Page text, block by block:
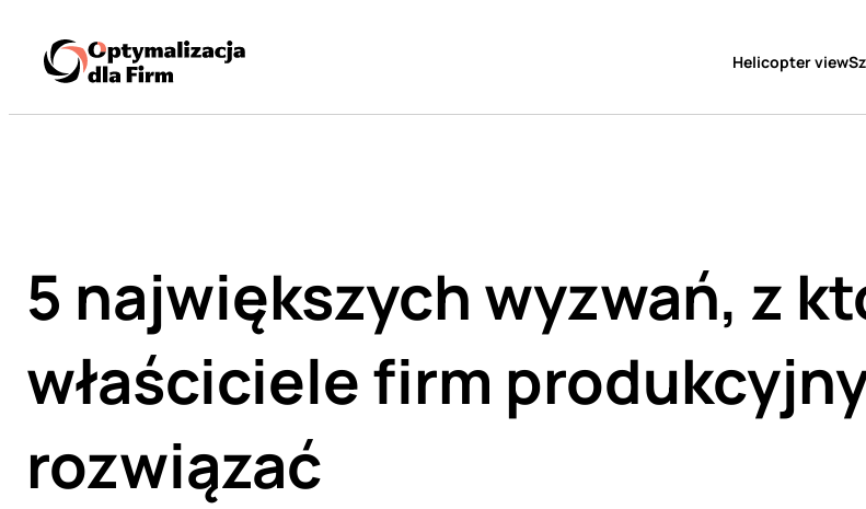
Helicopter view
5 największych wyzwań, z
właściciele firm
rozwiązać